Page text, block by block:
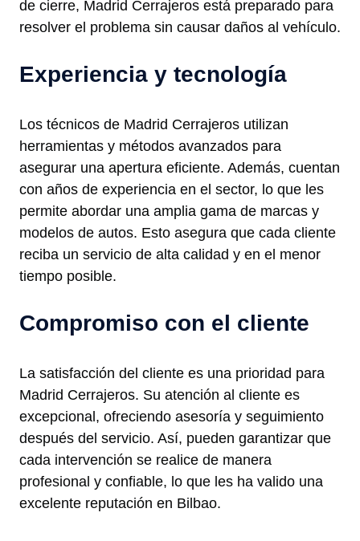
de cierre, Madrid Cerrajeros está preparado para
resolver el problema sin causar daños al vehículo.
Experiencia y tecnología
Los técnicos de Madrid Cerrajeros utilizan
herramientas y métodos avanzados para
asegurar una apertura eficiente. Además, cuentan
con años de experiencia en el sector, lo que les
permite abordar una amplia gama de marcas y
modelos de autos. Esto asegura que cada cliente
reciba un servicio de alta calidad y en el menor
tiempo posible.
Compromiso con el cliente
La satisfacción del cliente es una prioridad para
Madrid Cerrajeros. Su atención al cliente es
excepcional, ofreciendo asesoría y seguimiento
después del servicio. Así, pueden garantizar que
cada intervención se realice de manera
profesional y confiable, lo que les ha valido una
excelente reputación en Bilbao.